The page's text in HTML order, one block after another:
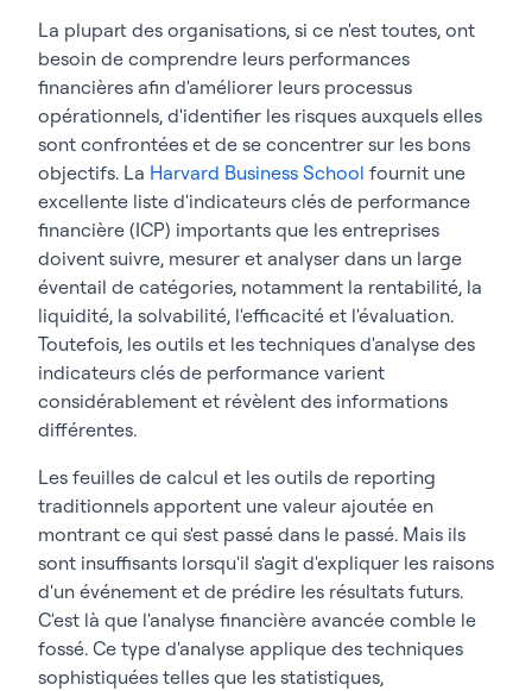
La plupart des organisations, si ce n'est toutes, ont
besoin de comprendre leurs performances
financières afin d'améliorer leurs processus
opérationnels, d'identifier les risques auxquels elles
sont confrontées et de se concentrer sur les bons
objectifs. La Harvard Business School fournit une
excellente liste d'indicateurs clés de performance
financière (ICP) importants que les entreprises
doivent suivre, mesurer et analyser dans un large
éventail de catégories, notamment la rentabilité, la
liquidité, la solvabilité, l'efficacité et l'évaluation.
Toutefois, les outils et les techniques d'analyse des
indicateurs clés de performance varient
considérablement et révèlent des informations
différentes.
Les feuilles de calcul et les outils de reporting
traditionnels apportent une valeur ajoutée en
montrant ce qui s'est passé dans le passé. Mais ils
sont insuffisants lorsqu'il s'agit d'expliquer les raisons
d'un événement et de prédire les résultats futurs.
C'est là que l'analyse financière avancée comble le
fossé. Ce type d'analyse applique des techniques
sophistiquées telles que les statistiques,